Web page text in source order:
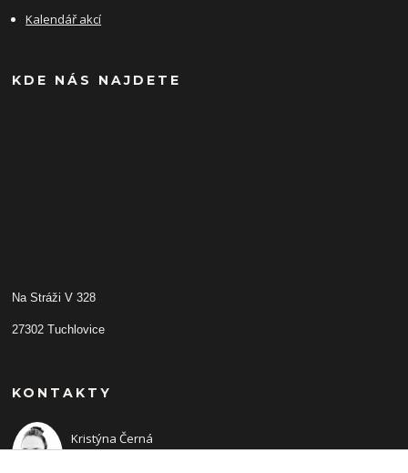
Kalendář akcí
KDE NÁS NAJDETE
Na Stráži V 328
27302 Tuchlovice
KONTAKTY
Kristýna Černá
+420 702210942